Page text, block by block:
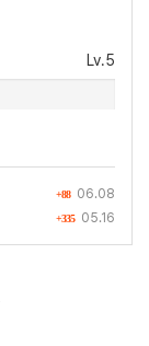
Lv.5
+88 06.08
+335 05.16